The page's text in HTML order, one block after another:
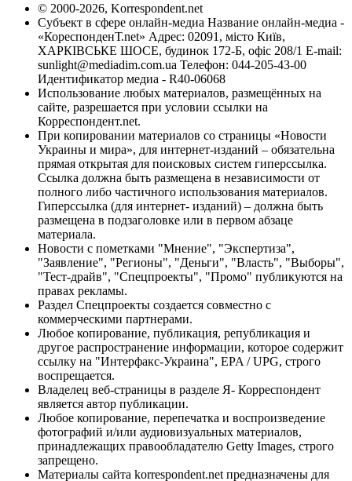
© 2000-2026, Korrespondent.net
Субъект в сфере онлайн-медиа Название онлайн-медиа -
«КореспонденТ.net» Адрес: 02091, місто Київ,
ХАРКІВСЬКЕ ШОСЕ, будинок 172-Б, офіс 208/1 E-mail:
sunlight@mediadim.com.ua Телефон: 044-205-43-00
Идентификатор медиа - R40-06068
Использование любых материалов, размещённых на
сайте, разрешается при условии ссылки на
Корреспондент.net.
При копировании материалов со страницы «Новости
Украины и мира», для интернет-изданий – обязательна
прямая открытая для поисковых систем гиперссылка.
Ссылка должна быть размещена в независимости от
полного либо частичного использования материалов.
Гиперссылка (для интернет- изданий) – должна быть
размещена в подзаголовке или в первом абзаце
материала.
Новости с пометками "Мнение", "Экспертиза",
"Заявление", "Регионы", "Деньги", "Власть", "Выборы",
"Тест-драйв", "Спецпроекты", "Промо" публикуются на
правах рекламы.
Раздел Спецпроекты создается совместно с
коммерческими партнерами.
Любое копирование, публикация, републикация и
другое распространение информации, которое содержит
ссылку на "Интерфакс-Украина", EPA / UPG, строго
воспрещается.
Владелец веб-страницы в разделе Я- Корреспондент
является автор публикации.
Любое копирование, перепечатка и воспроизведение
фотографий и/или аудиовизуальных материалов,
принадлежащих правообладателю Getty Images, строго
запрещено.
Материалы сайта korrespondent.net предназначены для